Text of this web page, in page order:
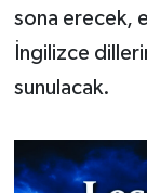
sona erecek,
İngilizce
sunulacak.